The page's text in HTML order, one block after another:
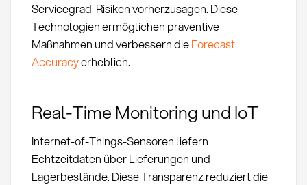
Servicegrad-Risiken vorherzusagen. Diese
Technologien ermöglichen präventive
Maßnahmen und verbessern dieForecast
Accuracyerheblich.
Real-Time Monitoring und IoT
Internet-of-Things-Sensoren liefern
Echtzeitdaten über Lieferungen und
Lagerbestände. Diese Transparenz reduziert die